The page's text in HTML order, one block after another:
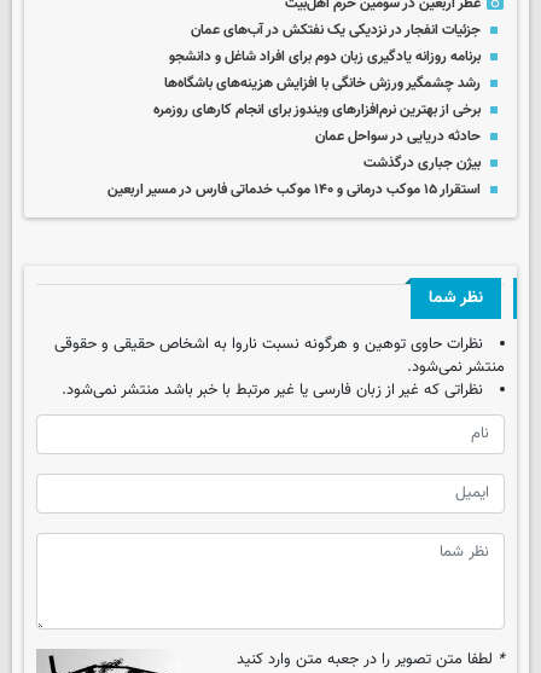
جزئیات انفجار در نزدیکی یک نفتکش در آب‌های عمان
برنامه روزانه یادگیری زبان دوم برای افراد شاغل و دانشجو
رشد چشمگیر ورزش خانگی با افزایش هزینه‌های باشگاه‌ها
برخی از بهترین نرم‌افزارهای ویندوز برای انجام کارهای روزمره
حادثه دریایی در سواحل عمان
بیژن جباری درگذشت
استقرار ۱۵ موکب درمانی و ۱۴۰ موکب خدماتی فارس در مسیر اربعین
نظر شما
نظرات حاوی توهین و هرگونه نسبت ناروا به اشخاص حقیقی و حقوقی
منتشر نمی‌شود.
نظراتی که غیر از زبان فارسی یا غیر مرتبط با خبر باشد منتشر نمی‌شود.
* لطفا متن تصویر را در جعبه متن وارد کنید